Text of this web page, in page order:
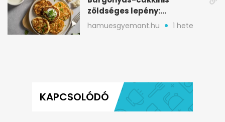
Burgonyás-cukkinis
zöldséges lepény:
aranybarna, szaftos, hús
hamuesgyemant.hu
KAPCSOLÓDÓ